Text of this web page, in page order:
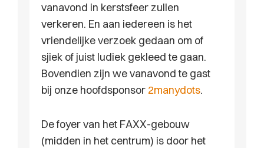
vanavond in kerstsfeer zullen
verkeren. En aan iedereen is het
vriendelijke verzoek gedaan om of
sjiek of juist ludiek gekleed te gaan.
Bovendien zijn we vanavond te gast
bij onze hoofdsponsor 2manydots.
De foyer van het FAXX-gebouw
(midden in het centrum) is door het